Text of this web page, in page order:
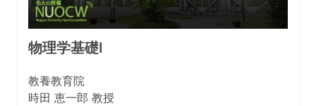
物理学基礎I
教養教育院
時田 恵一郎 教授